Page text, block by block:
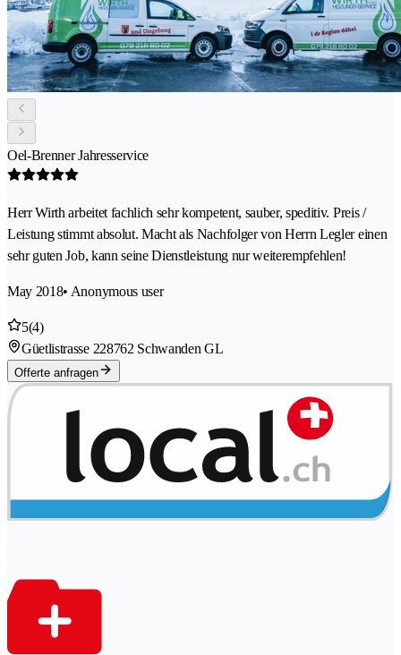
Oel-Brenner Jahresservice
Herr Wirth arbeitet fachlich sehr kompetent, sauber, speditiv. Preis /
Leistung stimmt absolut. Macht als Nachfolger von Herrn Legler einen
sehr guten Job, kann seine Dienstleistung nur weiterempfehlen!
May 2018• Anonymous user
5(4)
Güetlistrasse 228762 Schwanden GL
Offerte anfragen